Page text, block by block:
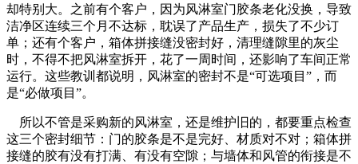
却特别大。之前有个客户，因为风淋室门胶条老化没换，导致
洁净区连续三个月不达标，耽误了产品生产，损失了不少订
单；还有个客户，箱体拼接缝没密封好，清理缝隙里的灰尘
时，不得不把风淋室拆开，花了一周时间，还影响了车间正常
运行。这些教训都说明，风淋室的密封不是“可选项目”，而
是“必做项目”。
所以不管是采购新的风淋室，还是维护旧的，都要重点检查
这三个密封细节：门的胶条是不是完好、材质对不对；箱体拼
接缝的胶有没有打满、有没有空隙；与墙体和风管的衔接是不